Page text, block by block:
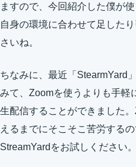
ますので、今回紹介した僕が
自身の環境に合わせて足した
さいね。
ちなみに、最近「StearmYard
みて、Zoomを使うよりも手軽
生配信することができました
えるまでにそこそこ苦労する
StreamYardをお試しください。